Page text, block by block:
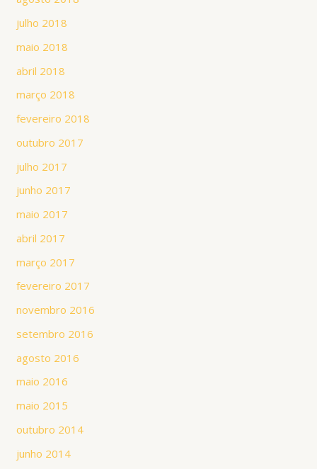
julho 2018
maio 2018
abril 2018
março 2018
fevereiro 2018
outubro 2017
julho 2017
junho 2017
maio 2017
abril 2017
março 2017
fevereiro 2017
novembro 2016
setembro 2016
agosto 2016
maio 2016
maio 2015
outubro 2014
junho 2014